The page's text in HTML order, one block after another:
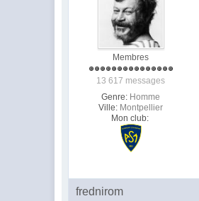
Membres
13 617 messages
Genre: Homme
Ville: Montpellier
Mon club:
frednirom